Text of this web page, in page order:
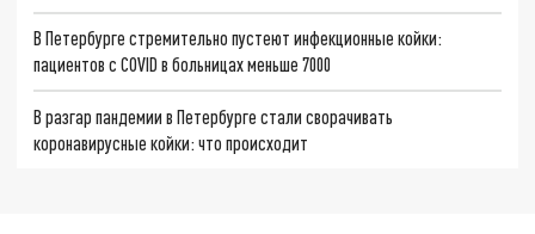
В Петербурге стремительно пустеют инфекционные койки:
пациентов с COVID в больницах меньше 7000
В разгар пандемии в Петербурге стали сворачивать
коронавирусные койки: что происходит